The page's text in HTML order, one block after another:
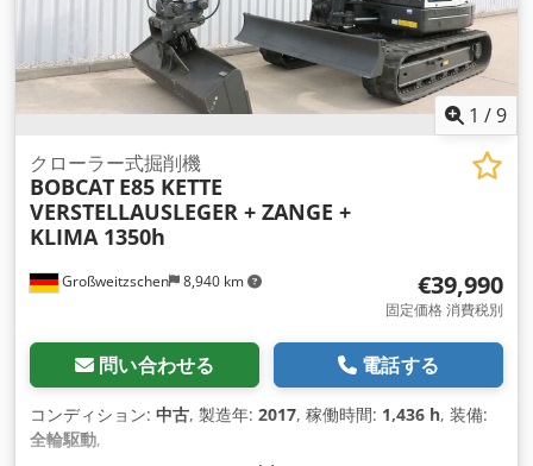
1 /9
Großweitzschen 8,940 km
クローラー式掘削機
BOBCAT E85 KETTE
VERSTELLAUSLEGER + ZANGE +
KLIMA 1350h
€39,990
固定価格 消費税別
問い合わせる 電話する
コンディション: 中古, 製造年: 2017, 稼働時間: 1,436 h, 装備:
全輪駆動,